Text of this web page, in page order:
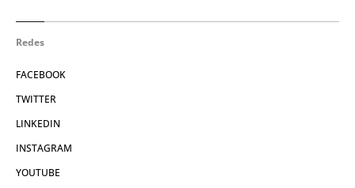
Redes
FACEBOOK
TWITTER
LINKEDIN
INSTAGRAM
YOUTUBE